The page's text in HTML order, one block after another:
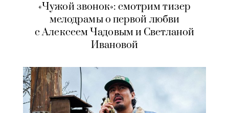
«Чужой звонок»: смотрим тизер
мелодрамы о первой любви
с Алексеем Чадовым и Светланой
Ивановой